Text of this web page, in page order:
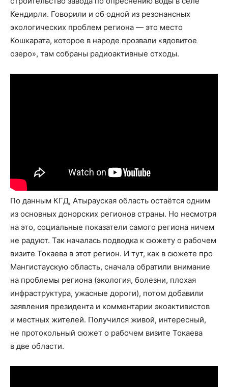
Кендирли. Говорили и об одной из резонансных
экологических проблем региона — это место
Кошкарата, которое в народе прозвали «ядовитое
озеро», там собраны радиоактивные отходы.
По данным КГД, Атырауская область остаётся одним
из основных донорских регионов страны. Но несмотря
на это, социальные показатели самого региона ничем
не радуют. Так началась подводка к сюжету о рабочем
визите Токаева в этот регион. И тут, как в сюжете про
Мангистаускую область, сначала обратили внимание
на проблемы региона (экология, болезни, плохая
инфраструктура, ужасные дороги), потом добавили
заявления президента и комментарии экоактивистов
и местных жителей. Получился живой, интересный,
не протокольный сюжет о рабочем визите Токаева
в две области.